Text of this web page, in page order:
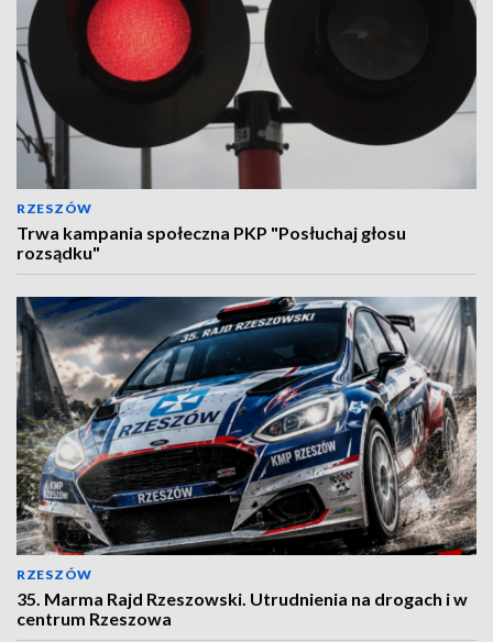
RZESZÓW
Trwa kampania społeczna PKP "Posłuchaj głosu
rozsądku"
RZESZÓW
35. Marma Rajd Rzeszowski. Utrudnienia na drogach i w
centrum Rzeszowa